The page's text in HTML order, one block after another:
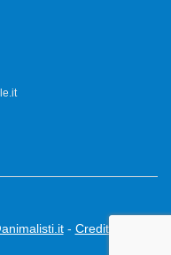
- Credits